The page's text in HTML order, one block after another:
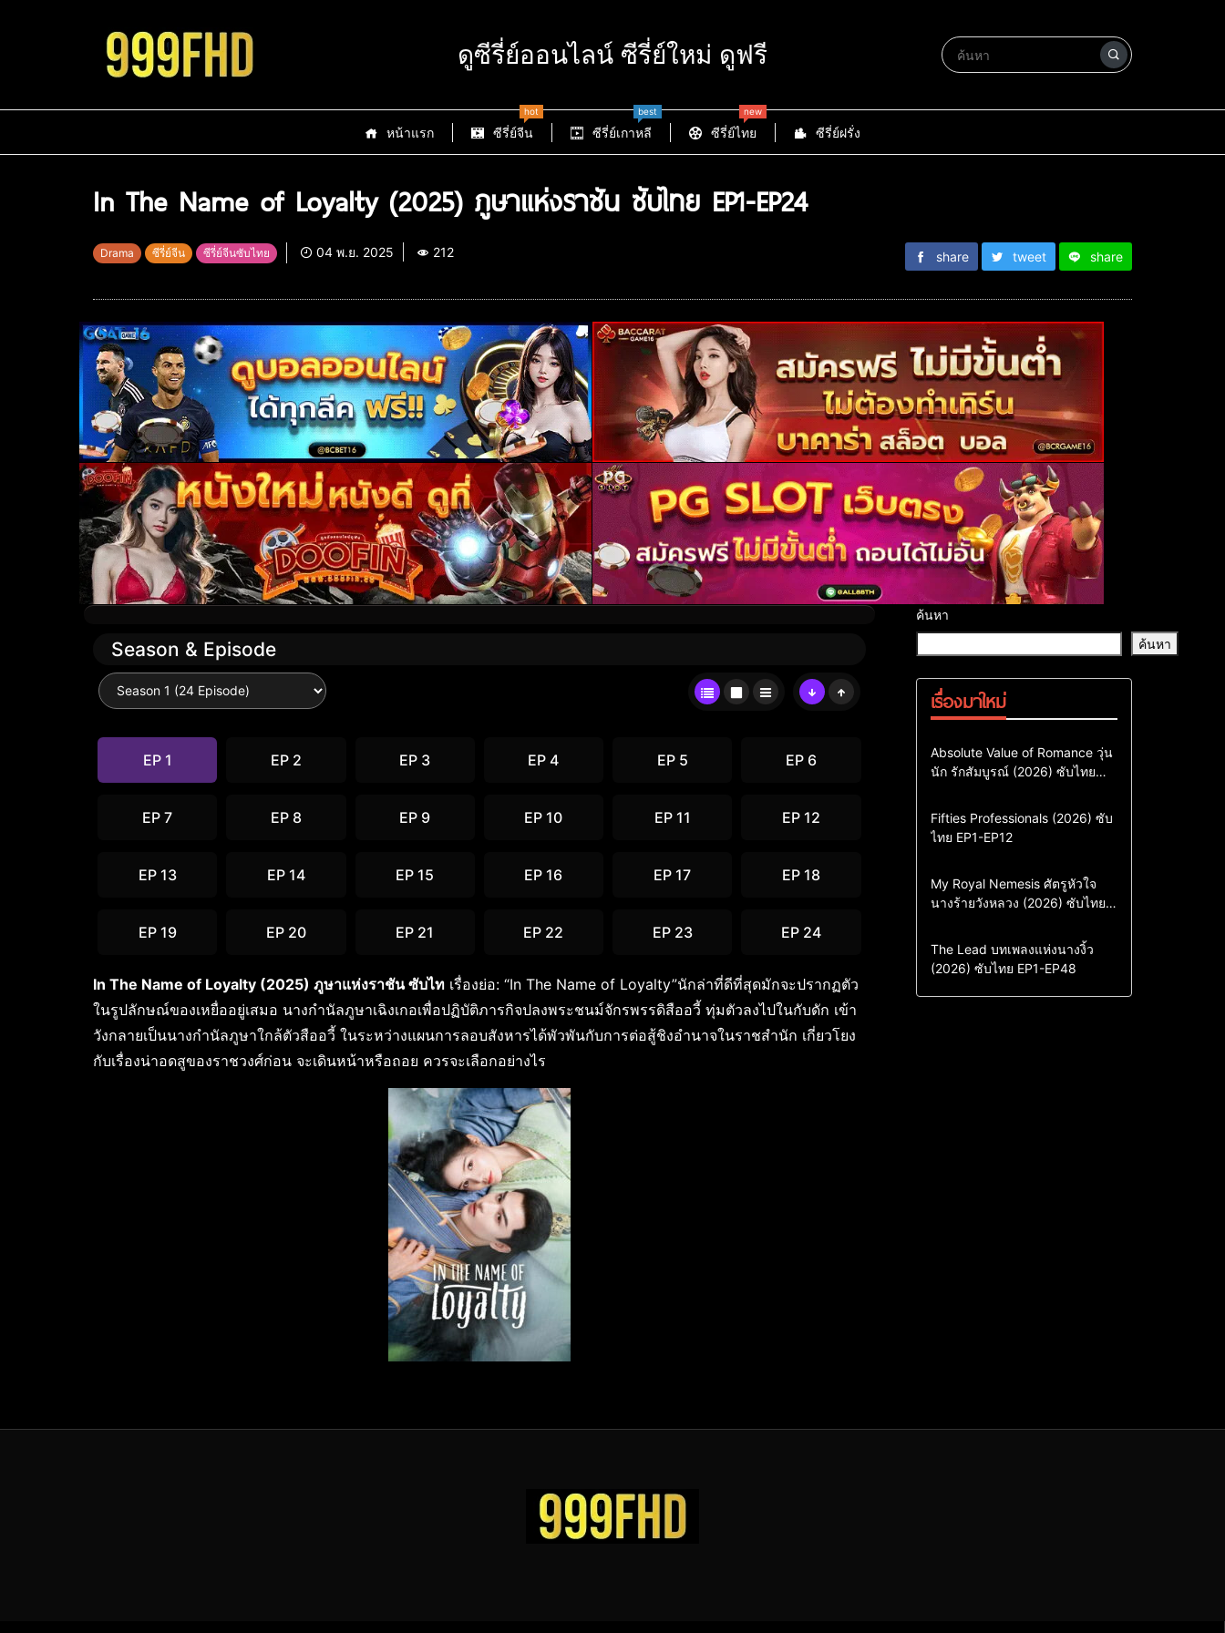
ดูซีรี่ย์ออนไลน์ ซีรี่ย์ใหม่ ดูฟรี
หน้าแรก ซีรี่ย์จีน
hot
ซีรี่ย์เกาหลี
best
ซีรี่ย์ไทย
new
ซีรี่ย์ฝรั่ง
In The Name of Loyalty (2025) ภูษาแห่งราชัน ซับไทย EP1-EP24
Drama ซีรี่ย์จีน ซีรี่ย์จีนซับไทย 04 พ.ย. 2025 212 share tweet share
Season & Episode
EP 1 EP 2 EP 3 EP 4 EP 5 EP 6
EP 7 EP 8 EP 9 EP 10 EP 11 EP 12
EP 13 EP 14 EP 15 EP 16 EP 17 EP 18
EP 19 EP 20 EP 21 EP 22 EP 23 EP 24
In The Name of Loyalty (2025) ภูษาแห่งราชัน ซับไท เรื่องย่อ: “In The Name of Loyalty”นักล่าที่ดีที่สุดมักจะปรากฏตัว
ในรูปลักษณ์ของเหยื่ออยู่เสมอ นางกำนัลภูษาเฉิงเกอเพื่อปฏิบัติภารกิจปลงพระชนม์จักรพรรดิสืออวี้ ทุ่มตัวลงไปในกับดัก เข้า
วังกลายเป็นนางกำนัลภูษาใกล้ตัวสืออวี้ ในระหว่างแผนการลอบสังหารได้พัวพันกับการต่อสู้ชิงอำนาจในราชสำนัก เกี่ยวโยง
กับเรื่องน่าอดสูของราชวงศ์ก่อน จะเดินหน้าหรือถอย ควรจะเลือกอย่างไร
ค้นหา
ค้นหา
เรื่องมาใหม่
Comedy Drama
ซีรี่ย์เกาหลี
ซีรี่ย์เกาหลีซับไทย
Absolute Value of Romance วุ่น
นัก รักสัมบูรณ์ (2026) ซับไทย
Action & Adventure
Comedy
Drama
ซีรี่ย์เกาหลี
Fifties Professionals (2026) ซับ
ไทย EP1-EP12
Comedy
Drama
Sci-Fi & Fantasy
ซีรี่ย์เกาหลี
My Royal Nemesis ศัตรูหัวใจ
นางร้ายวังหลวง (2026) ซับไทย
Drama
ซีรี่ย์จีน
ซีรี่ย์จีนซับไทย
The Lead บทเพลงแห่งนางงิ้ว
(2026) ซับไทย EP1-EP48